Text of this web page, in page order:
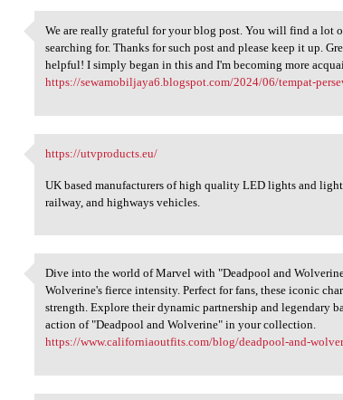
We are really grateful for
We are really grateful for your blog post. You will find a lot
searching for. Thanks for such post and please keep it up.
helpful! I simply began in this and I'm becoming more
https://sewamobiljaya6.blogspot.com/2024/06/tempat-
https://utvproducts.eu/
https://utvproducts.eu/
UK based manufacturers of high quality LED lights and
railway, and highways vehicles.
Dive into the world of Marvel
Dive into the world of Marvel with "Deadpool and
Wolverine's fierce intensity. Perfect for fans, these iconic
strength. Explore their dynamic partnership and legendary
action of "Deadpool and Wolverine" in your collection.
https://www.californiaoutfits.com/blog/deadpool-and-